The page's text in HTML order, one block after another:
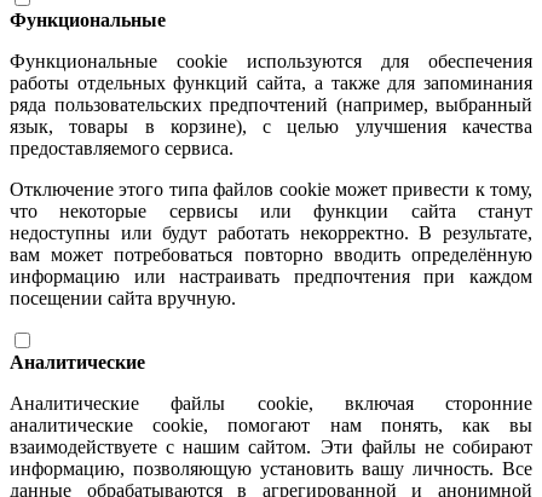
Функциональные
Функциональные cookie используются для обеспечения
работы отдельных функций сайта, а также для запоминания
ряда пользовательских предпочтений (например, выбранный
язык, товары в корзине), с целью улучшения качества
предоставляемого сервиса.
Отключение этого типа файлов cookie может привести к тому,
что некоторые сервисы или функции сайта станут
недоступны или будут работать некорректно. В результате,
вам может потребоваться повторно вводить определённую
информацию или настраивать предпочтения при каждом
посещении сайта вручную.
Аналитические
Аналитические файлы cookie, включая сторонние
аналитические cookie, помогают нам понять, как вы
взаимодействуете с нашим сайтом. Эти файлы не собирают
информацию, позволяющую установить вашу личность. Все
данные обрабатываются в агрегированной и анонимной